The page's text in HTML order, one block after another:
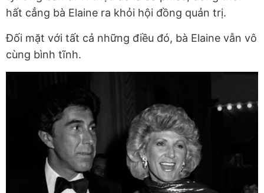
hất cẳng bà Elaine ra khỏi hội đồng quản trị.
Đối mặt với tất cả những điều đó, bà Elaine vẫn vô
cùng bình tĩnh.